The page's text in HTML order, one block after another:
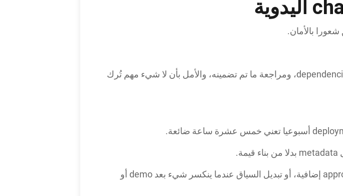
كل deployment يتطلب اختيار المكونات يدويا، والتحقق من dependencies، ومراجعة ما تم تضمينه، والأمل بأن لا شيء مهم تُرك
ولا يشمل ذلك rework بسبب dependencies مفقودة، أو approvals إضافية، أو تبديل السياق عندما ينكسر شيء بعد demo أو